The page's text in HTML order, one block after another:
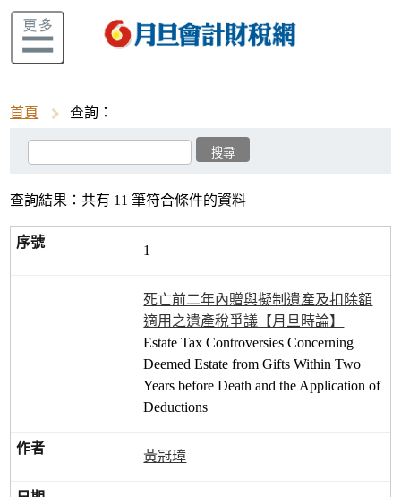
首頁 查詢：
查詢結果：共有 11 筆符合條件的資料
1
死亡前二年內贈與擬制遺產及扣除額
適用之遺產稅爭議【月旦時論】
Estate Tax Controversies Concerning
Deemed Estate from Gifts Within Two
Years before Death and the Application of
Deductions
黃冠璋